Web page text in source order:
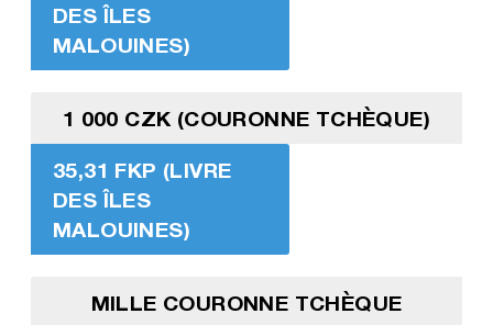
DES ÎLES
MALOUINES)
1 000 CZK (COURONNE TCHÈQUE)
35,31 FKP (LIVRE
DES ÎLES
MALOUINES)
MILLE COURONNE TCHÈQUE